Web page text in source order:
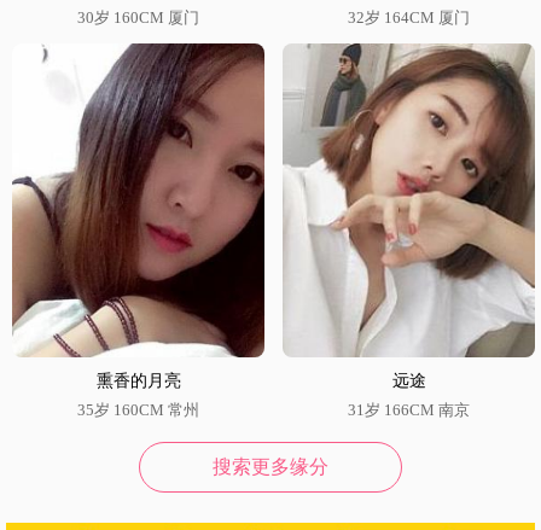
30岁 160CM 厦门
32岁 164CM 厦门
熏香的月亮
35岁 160CM 常州
远途
31岁 166CM 南京
搜索更多缘分